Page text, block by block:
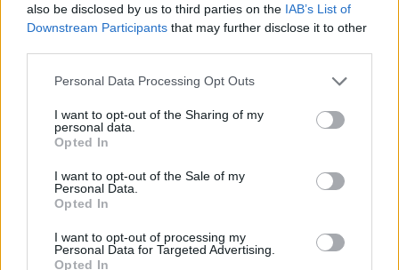
also be disclosed by us to third parties on the IAB’s List of
Downstream Participants that may further disclose it to other
Please note that this website/app uses one or more Google
not limited to your visit or usage behaviour. You may click to
grant or deny consent to Google and its third-party tags to
use your data for below specified purposes in below Google
consent section.
Personal Data Processing Opt Outs
I want to opt-out of the Sharing of my
personal data.
Opted In
I want to opt-out of the Sale of my
Personal Data.
Opted In
I want to opt-out of processing my
Personal Data for Targeted Advertising.
Opted In